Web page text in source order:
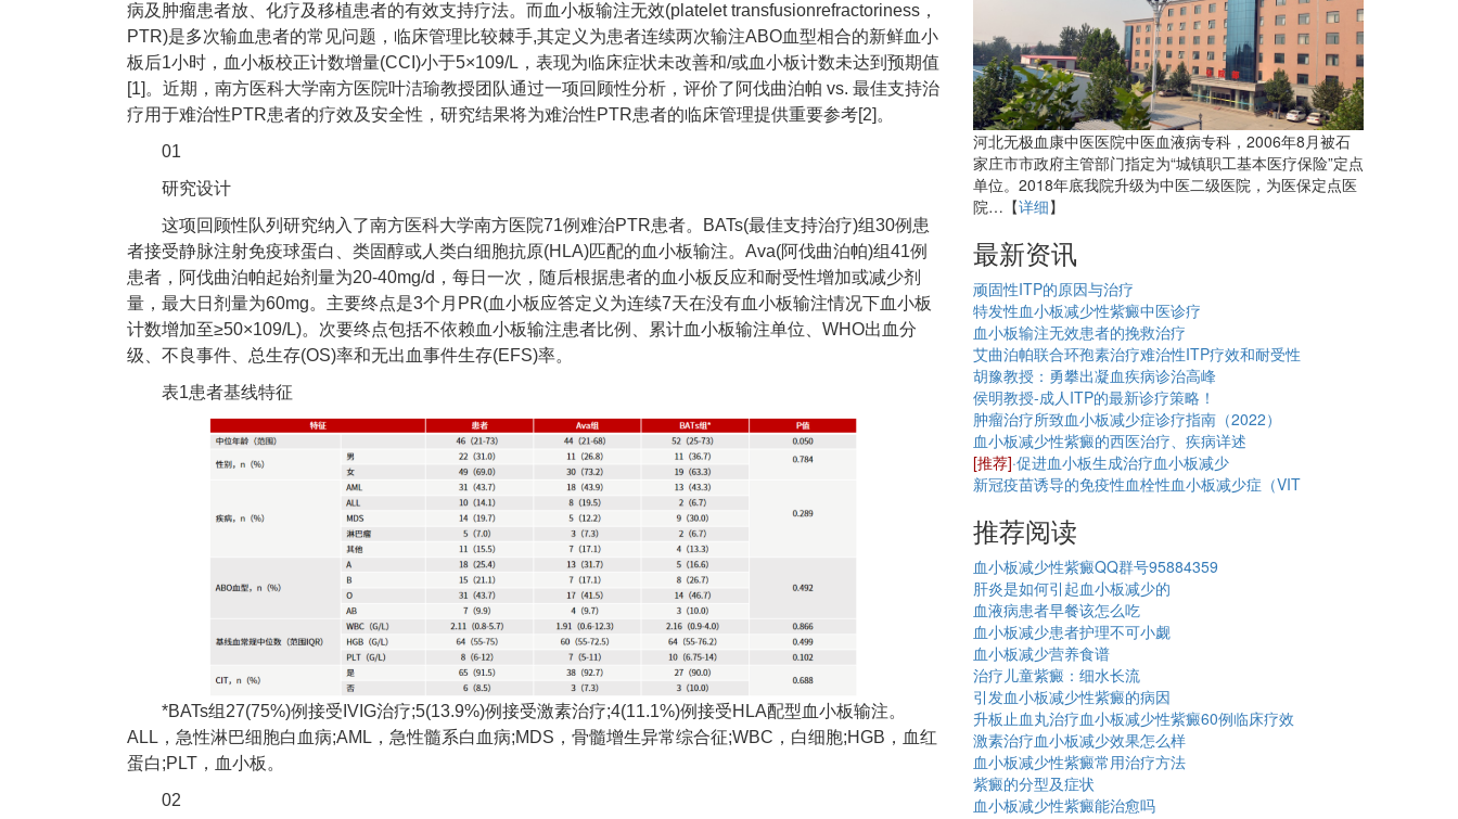
病及肿瘤患者放、化疗及移植患者的有效支持疗法。而血小板输注无效(platelet transfusionrefractoriness，
PTR)是多次输血患者的常见问题，临床管理比较棘手,其定义为患者连续两次输注ABO血型相合的新鲜血小
板后1小时，血小板校正计数增量(CCI)小于5×109/L，表现为临床症状未改善和/或血小板计数未达到预期值
[1]。近期，南方医科大学南方医院叶洁瑜教授团队通过一项回顾性分析，评价了阿伐曲泊帕 vs. 最佳支持治
疗用于难治性PTR患者的疗效及安全性，研究结果将为难治性PTR患者的临床管理提供重要参考[2]。
01
研究设计
这项回顾性队列研究纳入了南方医科大学南方医院71例难治PTR患者。BATs(最佳支持治疗)组30例患
者接受静脉注射免疫球蛋白、类固醇或人类白细胞抗原(HLA)匹配的血小板输注。Ava(阿伐曲泊帕)组41例
患者，阿伐曲泊帕起始剂量为20-40mg/d，每日一次，随后根据患者的血小板反应和耐受性增加或减少剂
量，最大日剂量为60mg。主要终点是3个月PR(血小板应答定义为连续7天在没有血小板输注情况下血小板
计数增加至≥50×109/L)。次要终点包括不依赖血小板输注患者比例、累计血小板输注单位、WHO出血分
级、不良事件、总生存(OS)率和无出血事件生存(EFS)率。
表1患者基线特征
*BATs组27(75%)例接受IVIG治疗;5(13.9%)例接受激素治疗;4(11.1%)例接受HLA配型血小板输注。
ALL，急性淋巴细胞白血病;AML，急性髓系白血病;MDS，骨髓增生异常综合征;WBC，白细胞;HGB，血红
蛋白;PLT，血小板。
02
河北无极血康中医医院中医血液病专科，2006年8月被石
家庄市市政府主管部门指定为“城镇职工基本医疗保险”定点
单位。2018年底我院升级为中医二级医院，为医保定点医
院…【详细】
最新资讯
顽固性ITP的原因与治疗
特发性血小板减少性紫癜中医诊疗
血小板输注无效患者的挽救治疗
艾曲泊帕联合环孢素治疗难治性ITP疗效和耐受性
胡豫教授：勇攀出凝血疾病诊治高峰
侯明教授-成人ITP的最新诊疗策略！
肿瘤治疗所致血小板减少症诊疗指南（2022）
血小板减少性紫癜的西医治疗、疾病详述
[推荐]·促进血小板生成治疗血小板减少
新冠疫苗诱导的免疫性血栓性血小板减少症（VIT
推荐阅读
血小板减少性紫癜QQ群号95884359
肝炎是如何引起血小板减少的
血液病患者早餐该怎么吃
血小板减少患者护理不可小觑
血小板减少营养食谱
治疗儿童紫癜：细水长流
引发血小板减少性紫癜的病因
升板止血丸治疗血小板减少性紫癜60例临床疗效
激素治疗血小板减少效果怎么样
血小板减少性紫癜常用治疗方法
紫癜的分型及症状
血小板减少性紫癜能治愈吗